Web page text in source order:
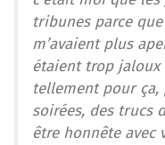
tribunes parce
m’avaient plus
étaient trop jaloux
tellement pour
soirées, des trucs
être honnête avec